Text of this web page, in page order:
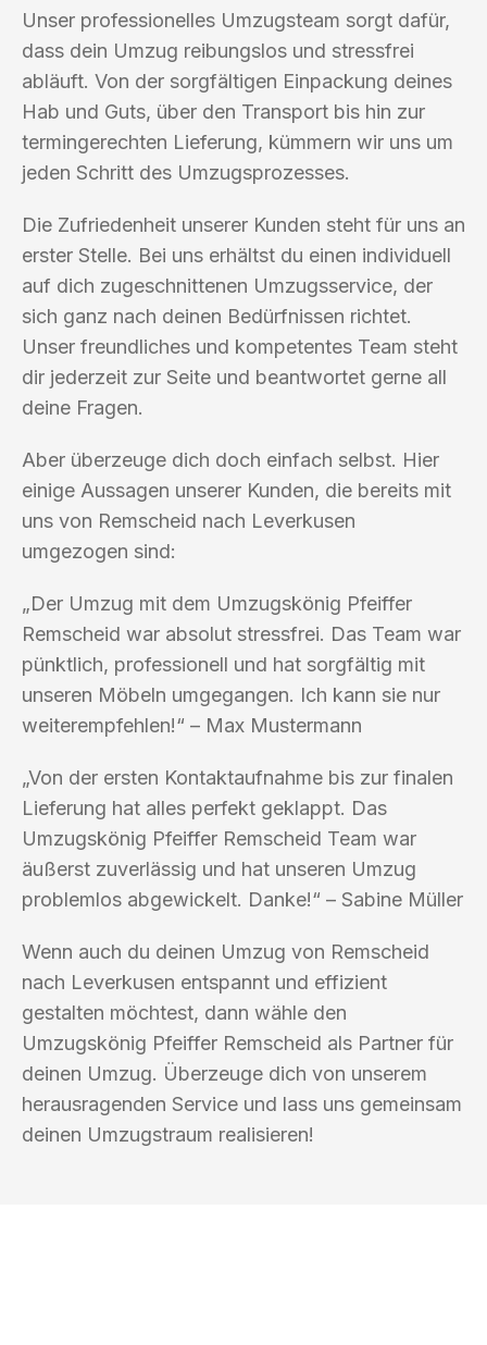
Unser professionelles Umzugsteam sorgt dafür,
dass dein Umzug reibungslos und stressfrei
abläuft. Von der sorgfältigen Einpackung deines
Hab und Guts, über den Transport bis hin zur
termingerechten Lieferung, kümmern wir uns um
jeden Schritt des Umzugsprozesses.
Die Zufriedenheit unserer Kunden steht für uns an
erster Stelle. Bei uns erhältst du einen individuell
auf dich zugeschnittenen Umzugsservice, der
sich ganz nach deinen Bedürfnissen richtet.
Unser freundliches und kompetentes Team steht
dir jederzeit zur Seite und beantwortet gerne all
deine Fragen.
Aber überzeuge dich doch einfach selbst. Hier
einige Aussagen unserer Kunden, die bereits mit
uns von Remscheid nach Leverkusen
umgezogen sind:
„Der Umzug mit dem Umzugskönig Pfeiffer
Remscheid war absolut stressfrei. Das Team war
pünktlich, professionell und hat sorgfältig mit
unseren Möbeln umgegangen. Ich kann sie nur
weiterempfehlen!“ – Max Mustermann
„Von der ersten Kontaktaufnahme bis zur finalen
Lieferung hat alles perfekt geklappt. Das
Umzugskönig Pfeiffer Remscheid Team war
äußerst zuverlässig und hat unseren Umzug
problemlos abgewickelt. Danke!“ – Sabine Müller
Wenn auch du deinen Umzug von Remscheid
nach Leverkusen entspannt und effizient
gestalten möchtest, dann wähle den
Umzugskönig Pfeiffer Remscheid als Partner für
deinen Umzug. Überzeuge dich von unserem
herausragenden Service und lass uns gemeinsam
deinen Umzugstraum realisieren!